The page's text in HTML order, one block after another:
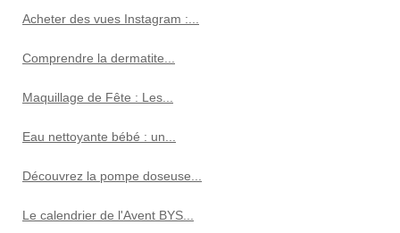
Acheter des vues Instagram :...
Comprendre la dermatite...
Maquillage de Fête : Les...
Eau nettoyante bébé : un...
Découvrez la pompe doseuse...
Le calendrier de l'Avent BYS...